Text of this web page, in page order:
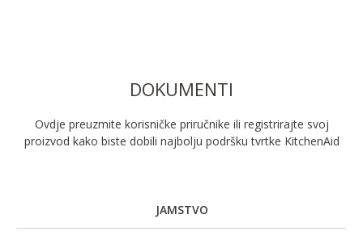
DOKUMENTI
Ovdje preuzmite korisničke priručnike ili registrirajte svoj
proizvod kako biste dobili najbolju podršku tvrtke KitchenAid
JAMSTVO